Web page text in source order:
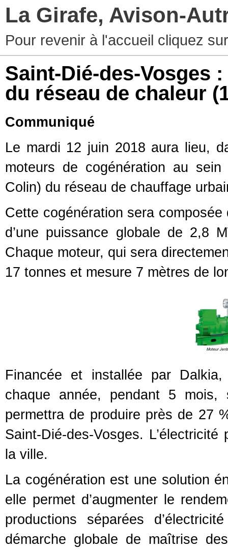
La Girafe, Avison-
Pour revenir à l'accueil cliquez
Saint-Dié-des-Vosges
du réseau de chaleur
Communiqué
Le mardi 12 juin 2018 aura lieu,
moteurs de cogénération au
Colin) du réseau de chauffage
Cette cogénération sera
d’une puissance globale de 2,8
Chaque moteur, qui sera
17 tonnes et mesure 7 mètres de
Financée et installée par
chaque année, pendant 5
permettra de produire près de 27
Saint-Dié-des-Vosges.
la ville.
La cogénération est une solution
elle permet d’augmenter le
productions séparées
démarche globale de maîtrise